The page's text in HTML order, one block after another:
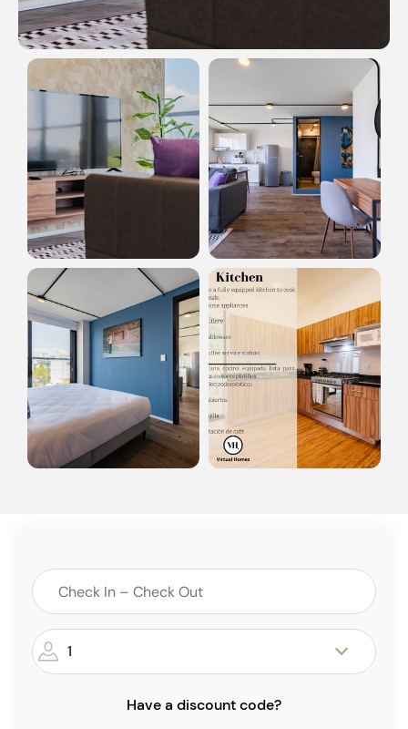
1
Have a discount code?